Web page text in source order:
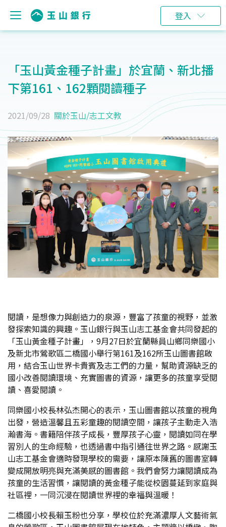
登入
「玉山黃金種子計畫」於宜蘭、新北播
下第161、162顆閱讀種子
2021/09/28 關於玉山/志工文教
閱讀，是想像力與創造力的泉源，豐富了孩童的視野，並激
發探索知識的興趣。玉山銀行與玉山志工基金會共同發起的
「玉山黃金種子計畫」，9月27日於宜蘭縣員山鄉同樂國小
及新北市鶯歌區二橋國小舉行第161及162所玉山圖書館啟
用，結合玉山世界卡貴賓及志工們的力量，幫助資源缺乏的
國小改善閱讀環境、充實圖書的資源，讓更多的孩童享受閱
讀、喜愛閱讀。
同樂國小校長林弘杰開心的表示，玉山圖書館以孩童的視角
出發，營造溫馨且五彩童趣的閱讀空間，讓孩子主動走入浩
瀚書海。書籍陪伴孩子成長，豐厚孩子心靈，閱讀如同在學
習別人的生命經驗，也透過書中指引通往世界之路。感謝玉
山志工基金會適時發現學校的需要，讓原本陳舊的圖書室轉
變成開放明亮與充滿美感的圖書館。我們會努力讓閱讀成為
孩童的生活習慣，讓閱讀的黃金種子能從校園蔓延到家庭與
社區裡，一同沉浸在閱讀世界裡的幸福與溫暖！
二橋國小校長賴玉粉也分享，學校位於充滿濃厚人文藝術氣